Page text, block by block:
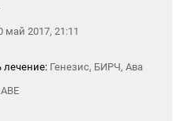
май 2017, 21:11
лечение: Генезис, БИРЧ, Ава
АВЕ